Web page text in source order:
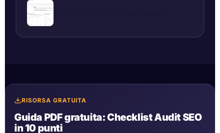
RISORSA GRATUITA
Guida PDF gratuita: Checklist Audit SEO
in 10 punti